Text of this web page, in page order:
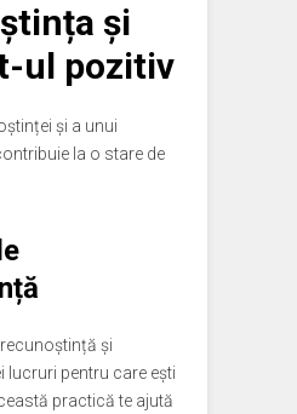
și
ul pozitiv
și a unui
la o stare de
și
lucruri pentru care ești
practică te ajută